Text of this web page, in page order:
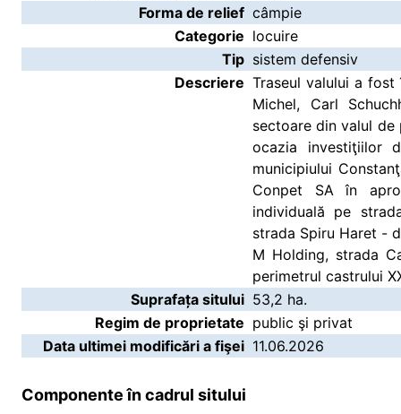
Forma de relief câmpie
Categorie locuire
Tip sistem defensiv
Descriere Traseul valului a fost
Michel, Carl
sectoare din valul
ocazia investiţiilor
municipiului
Conpet SA în
individuală pe
strada Spiru Haret -
M Holding, strada
perimetrul castrului
Suprafața sitului 53,2 ha.
Regim de proprietate public şi privat
Data ultimei modificări a fişei 11.06.2026
Componente în cadrul sitului